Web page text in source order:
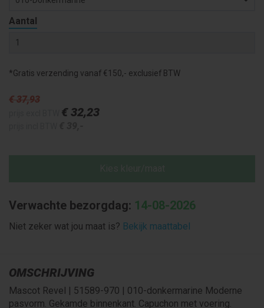
Aantal
*Gratis verzending vanaf €150,- exclusief BTW
€ 37,93
€ 32,23
Verwachte bezorgdag: 14-08-2026
Niet zeker wat jou maat is? Bekijk maattabel
OMSCHRIJVING
Mascot Revel | 51589-970 | 010-donkermarine Moderne
pasvorm. Gekamde binnenkant. Capuchon met voering.